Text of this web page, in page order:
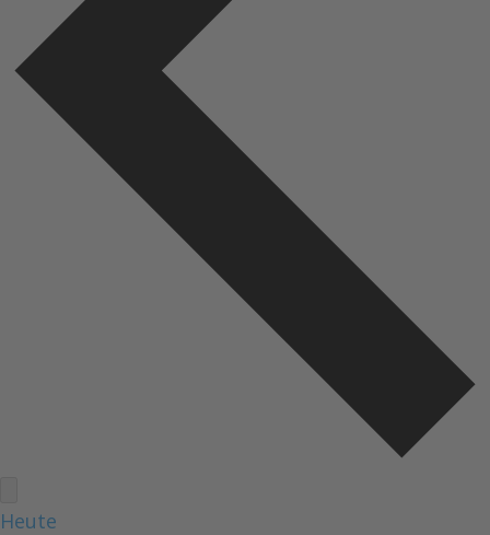
Heute